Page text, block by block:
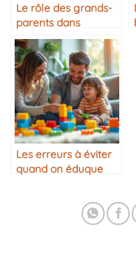
Le rôle des grands-
parents dans
l’éducation
Les erreurs à éviter
quand on éduque